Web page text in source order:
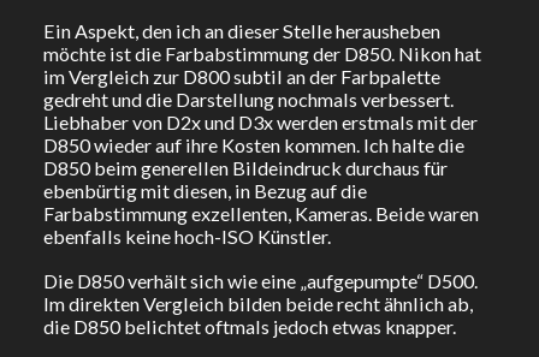
Ein Aspekt, den ich an dieser Stelle herausheben
möchte ist die Farbabstimmung der D850. Nikon hat
im Vergleich zur D800 subtil an der Farbpalette
gedreht und die Darstellung nochmals verbessert.
Liebhaber von D2x und D3x werden erstmals mit der
D850 wieder auf ihre Kosten kommen. Ich halte die
D850 beim generellen Bildeindruck durchaus für
ebenbürtig mit diesen, in Bezug auf die
Farbabstimmung exzellenten, Kameras. Beide waren
ebenfalls keine hoch-ISO Künstler.
Die D850 verhält sich wie eine „aufgepumpte“ D500.
Im direkten Vergleich bilden beide recht ähnlich ab,
die D850 belichtet oftmals jedoch etwas knapper.